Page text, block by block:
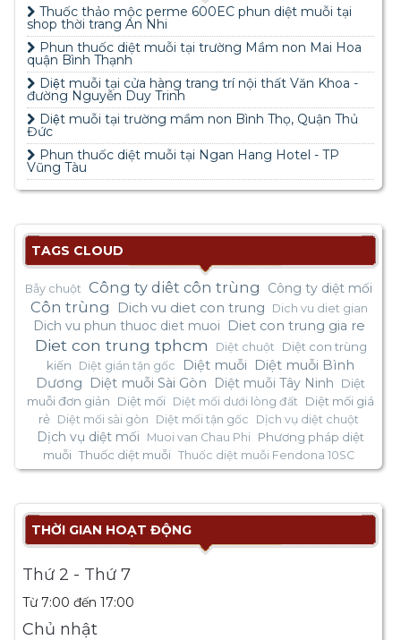
Thuốc thảo mộc perme 600EC phun diệt muỗi tại
shop thời trang An Nhi
Phun thuốc diệt muỗi tại trường Mầm non Mai Hoa
quận Bình Thạnh
Diệt muỗi tại cửa hàng trang trí nội thất Văn Khoa -
đường Nguyễn Duy Trinh
Diệt muỗi tại trường mầm non Bình Thọ, Quận Thủ
Đức
Phun thuốc diệt muỗi tại Ngan Hang Hotel - TP
Vũng Tàu
TAGS CLOUD
Bẫy chuột Công ty diêt côn trùng Công ty diệt mối
Côn trùng Dich vu diet con trung Dich vu diet gian
Dich vu phun thuoc diet muoi Diet con trung gia re
Diet con trung tphcm Diệt chuột
Diệt con trùng
kiến
Diệt gián tận gốc Diệt muỗi
Diệt muỗi Bình
Dương
Diệt muỗi Sài Gòn Diệt muỗi Tây Ninh
Diệt
muỗi đơn giản
Diệt mối Diệt mối dưới lòng đất
Diệt mối giá
rẻ Diệt mối sài gòn Diệt mối tận gốc Dịch vụ diệt chuột
Dịch vụ diệt mối Muoi van Chau Phi
Phương pháp diệt
muỗi Thuốc diệt muỗi Thuốc diệt muỗi Fendona 10SC
THỜI GIAN HOẠT ĐỘNG
Thứ 2 - Thứ 7
Từ 7:00 đến 17:00
Chủ nhật